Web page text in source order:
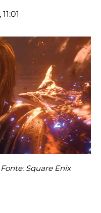
Square Enix